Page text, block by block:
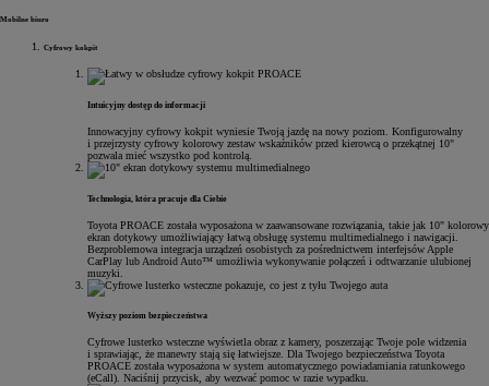
Mobilne biuro
Cyfrowy kokpit
Intuicyjny dostęp do informacji
Innowacyjny cyfrowy kokpit wyniesie Twoją jazdę na nowy poziom. Konfigurowalny
i przejrzysty cyfrowy kolorowy zestaw wskaźników przed kierowcą o przekątnej 10"
pozwala mieć wszystko pod kontrolą.
Technologia, która pracuje dla Ciebie
Toyota PROACE została wyposażona w zaawansowane rozwiązania, takie jak 10" kolorowy
ekran dotykowy umożliwiający łatwą obsługę systemu multimedialnego i nawigacji.
Bezproblemowa integracja urządzeń osobistych za pośrednictwem interfejsów Apple
CarPlay lub Android Auto™ umożliwia wykonywanie połączeń i odtwarzanie ulubionej
muzyki.
Wyższy poziom bezpieczeństwa
Cyfrowe lusterko wsteczne wyświetla obraz z kamery, poszerzając Twoje pole widzenia
i sprawiając, że manewry stają się łatwiejsze. Dla Twojego bezpieczeństwa Toyota
PROACE została wyposażona w system automatycznego powiadamiania ratunkowego
(eCall). Naciśnij przycisk, aby wezwać pomoc w razie wypadku.